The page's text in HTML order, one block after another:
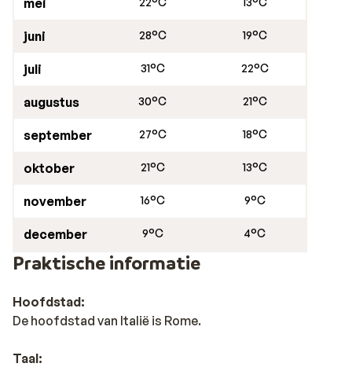
juni 28°C 19°C
juli 31°C 22°C
augustus 30°C 21°C
september 27°C 18°C
oktober 21°C 13°C
november 16°C 9°C
december 9°C 4°C
Praktische informatie
Hoofdstad:
De hoofdstad van Italië is Rome.
Taal: